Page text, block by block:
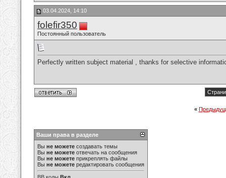
03.04.2024, 14:10
folefir350
Постоянный пользователь
Perfectly written subject material , thanks for selective
«
Ваши права в разделе
Вы не можете создавать темы
Вы не можете отвечать на сообщения
Вы не можете прикреплять файлы
Вы не можете редактировать сообщения